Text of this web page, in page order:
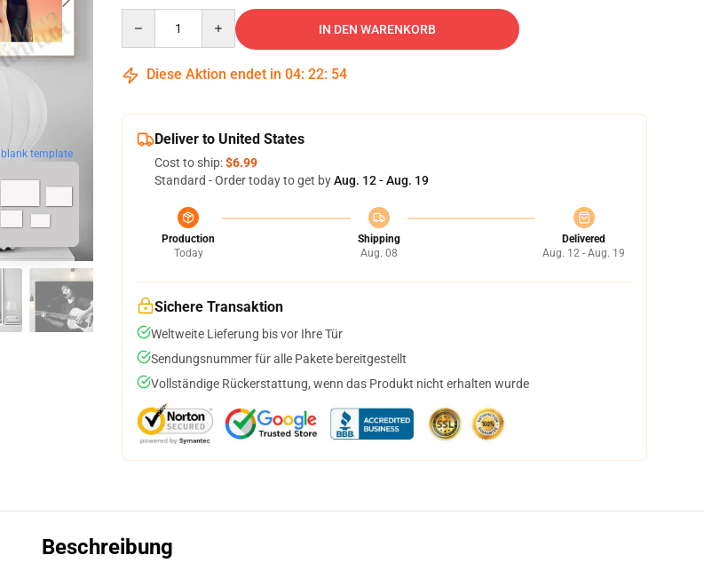
blank template
IN DEN WARENKORB
Diese Aktion endet in 04: 22: 53
Deliver to United States
Cost to ship:$6.99
Standard - Order today to get byAug. 12 - Aug. 19
Production
Today
Shipping
Aug. 08
Delivered
Aug. 12 - Aug. 19
Sichere Transaktion
Weltweite Lieferung bis vor Ihre Tür
Sendungsnummer für alle Pakete bereitgestellt
Vollständige Rückerstattung, wenn das Produkt nicht erhalten wurde
Beschreibung